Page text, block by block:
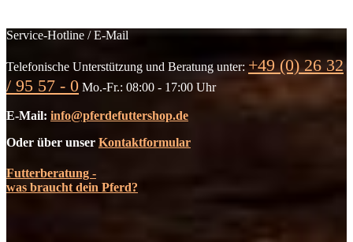
Service-Hotline / E-Mail
Telefonische Unterstützung und Beratung unter: +49 (0) 26 32
/ 95 57 - 0 Mo.-Fr.: 08:00 - 17:00 Uhr
E-Mail: info@pferdefuttershop.de
Oder über unser Kontaktformular
Futterberatung -
was braucht dein Pferd?